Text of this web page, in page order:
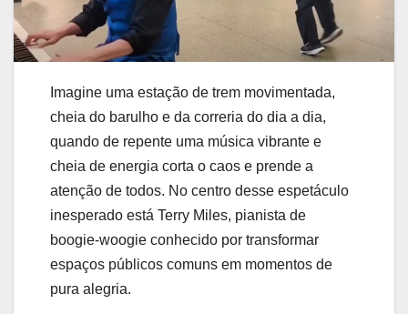
Imagine uma estação de trem movimentada,
cheia do barulho e da correria do dia a dia,
quando de repente uma música vibrante e
cheia de energia corta o caos e prende a
atenção de todos. No centro desse espetáculo
inesperado está Terry Miles, pianista de
boogie-woogie conhecido por transformar
espaços públicos comuns em momentos de
pura alegria.